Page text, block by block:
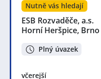
Nutně vás hledají
ESB Rozvaděče, a.s.
Horní Heršpice, Brno
Plný úvazek
včerejší